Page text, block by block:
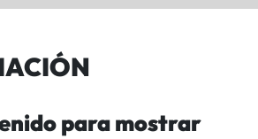
para mostrar